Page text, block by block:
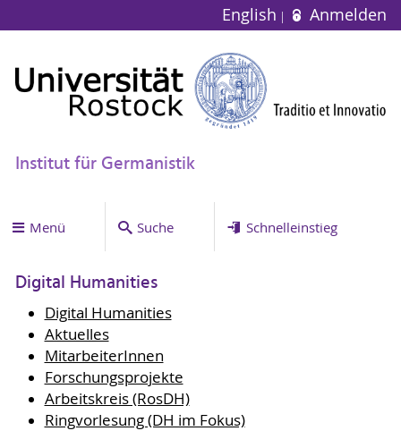
English Anmelden
Institut für Germanistik
Menü Suche Schnelleinstieg
Digital Humanities
Digital Humanities
Aktuelles
MitarbeiterInnen
Forschungsprojekte
Arbeitskreis (RosDH)
Ringvorlesung (DH im Fokus)